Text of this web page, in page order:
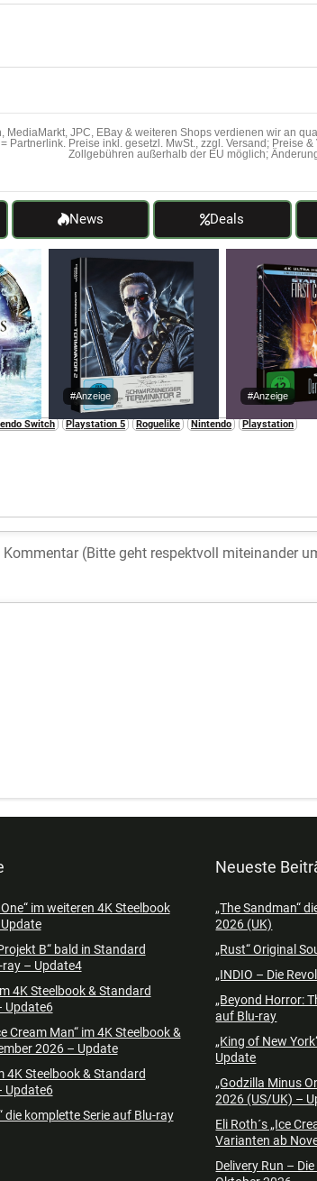
MediaMarkt, JPC, EBay & weiteren Shops verdienen wir an
= Partnerlink. Preise inkl. gesetzl. MwSt., zzgl. Versand; Preise
Zollgebühren außerhalb der EU möglich;
News Deals
#Anzeige #Anzeige
Switch Playstation 5 Roguelike Nintendo Playstation
im weiteren 4K Steelbook
B“ bald in Standard
ray – Update4
4K Steelbook & Standard
Update6
Cream Man“ im 4K Steelbook &
2026 – Update
4K Steelbook & Standard
Update6
die komplette Serie auf Blu-ray
Neueste
„The Sandman“
2026 (UK)
„Rust“ Original
„INDIO – Die
„Beyond Horror:
auf Blu-ray
„King of New
Update
„Godzilla Minus
2026 (US/UK) –
Eli Roth´s „Ice
Varianten ab
Delivery Run –